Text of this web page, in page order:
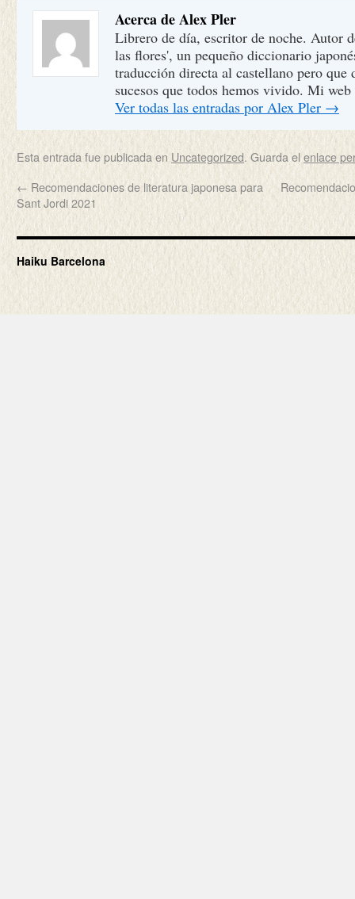
Acerca de Alex Pler
Librero de día, escritor de noche. Autor
las flores', un pequeño diccionario
traducción directa al castellano pero que
sucesos que todos hemos vivido. Mi
Ver todas las entradas por Alex Pler →
Esta entrada fue publicada en Uncategorized. Guarda elenlace
← Recomendaciones de literatura japonesa para
Sant Jordi 2021
Haiku Barcelona